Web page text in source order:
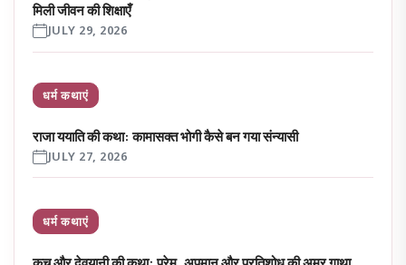
मिली जीवन की शिक्षाएँ
JULY 29, 2026
धर्म कथाएं
राजा ययाति की कथा: कामासक्त भोगी कैसे बन गया संन्यासी
JULY 27, 2026
धर्म कथाएं